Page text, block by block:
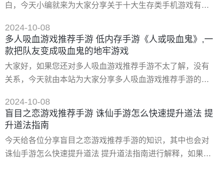
白，今天小编就来为大家分享关于十大生存类手机游戏有哪
的手游有哪些哪款*好玩 十大生存探险的手游有：《木筏生存
模拟器》、《冒险悟空》、《块状突击队员》、《生存考
说》、《像素生存》、《木筏海上生存》、《僵尸警戒》。
其中《木筏海上生存》*好玩。
2024-10-08
多人吸血游戏推荐手游 低内存手游《人或吸血鬼》,一
款把队友变成吸血鬼的地牢游戏
大家好，如果您还对多人吸血游戏推荐手游不太了解，没有
关系，今天就由本站为大家分享多人吸血游戏推荐手游的知
的地牢游戏的问题都会给大家分析到，还望可以解决大家的
问题，下面我们就开始吧！ 一、低内存手游《人或吸血鬼》,
rpg类型游戏《man or vampire》（人或吸血鬼）
2024-10-08
盲目之恋游戏推荐手游 诛仙手游怎么快速提升道法 提
升道法指南
今天给各位分享盲目之恋游戏推荐手游的知识，其中也会对
诛仙手游怎么快速提升道法 提升道法指南进行解释，如果能